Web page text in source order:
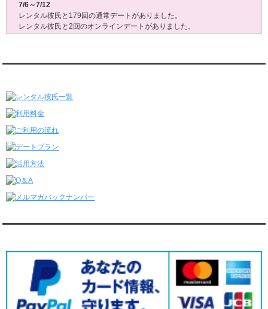
7/6～7/12
レンタル彼氏と179回の通常デートがありました。
レンタル彼氏と2回のオンラインデートがありました。
レンタル彼氏と3回のオンラインデートがありました。
レンタル彼氏と2回のオンラインデートがありました。
6/15～6/21
レンタル彼氏と4回のオンラインデートがありました。
6/8～6/14
レンタル彼氏と161回の通常デートがありました。
レンタル彼氏と3回のオンラインデートがありました。
6/1～6/7
レンタル彼氏と165回の通常デートがありました。
レンタル彼氏と153回の通常デートがありました。
レンタル彼氏と1回のオンラインデートがありました。
5/11～5/17
レンタル彼氏と164回の通常デートがありました。